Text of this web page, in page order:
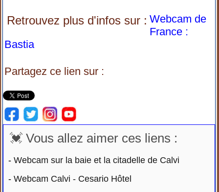
Retrouvez plus d'infos sur : Webcam de
France :
Bastia
Partagez ce lien sur :
💓 Vous allez aimer ces liens :
-Webcam sur la baie et la citadelle de Calvi
-Webcam Calvi - Cesario Hôtel